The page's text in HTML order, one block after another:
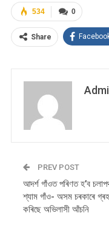
0
534
Share
PREV POST
আদৰ্শ গাঁওত পৰিণত হ’ব
শ্যাম গাঁও- অসম চৰকাৰে
কৰিছে অভিলাসী আঁচনি